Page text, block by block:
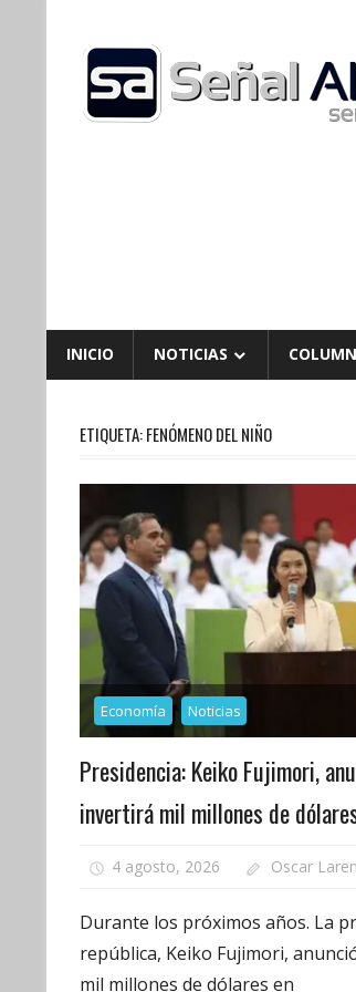
content
INICIO NOTICIAS
ETIQUETA:FENÓMENO DEL NIÑO
Economía Noticias
Presidencia: Keiko Fujimori,
invertirá mil millones de
4 agosto, 2026 Oscar
Durante los próximos años. La
república, Keiko Fujimori,
mil millones de dólares en